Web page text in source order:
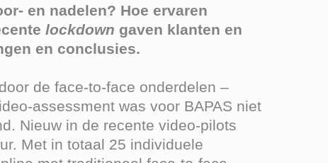
en nadelen? Hoe ervaren
lockdown gaven klanten en
en conclusies.
de face-to-face onderdelen –
assessment was voor BAPAS niet
Nieuw in de recente video-pilots
Met in totaal 25 individuele